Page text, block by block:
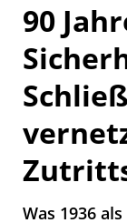
90
Was 1936